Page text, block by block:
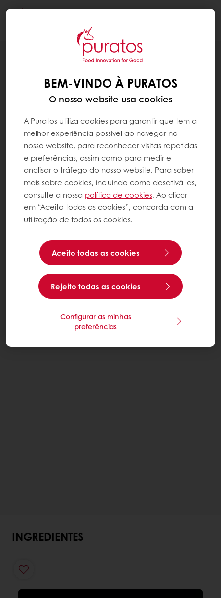
TRUFA ÂMBAR CARAMELO SALGADO
INGREDIENTES
BEM-VINDO À PURATOS
O nosso website usa cookies
A Puratos utiliza cookies para garantir que tem a
melhor experiência possível ao navegar no
nosso website, para reconhecer visitas repetidas
e preferências, assim como para medir e
analisar o tráfego do nosso website. Para saber
mais sobre cookies, incluindo como desativá-las,
consulte a nossa política de cookies. Ao clicar
em “Aceito todas as cookies”, concorda com a
utilização de todos os cookies.
Aceito todas as cookies
Rejeito todas as cookies
Configurar as minhas
preferências